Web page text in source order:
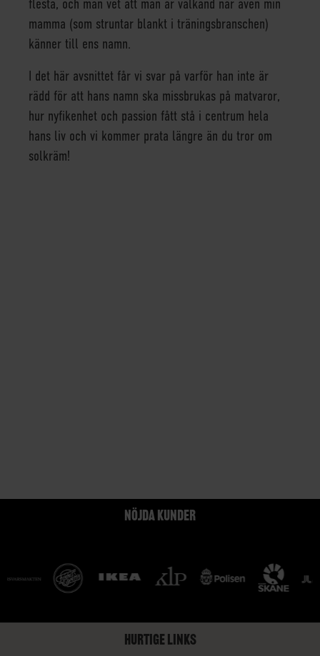
flesta, och man vet att man är välkänd när även min
mamma (som struntar blankt i träningsbranschen)
känner till ens namn.
I det här avsnittet får vi svar på varför han inte är
rädd för att hans namn ska missbrukas på matvaror,
hur nyfikenhet och passion fått stå i centrum hela
hans liv och vi kommer prata längre än du tror om
solkräm!
NÖJDA KUNDER
HURTIGE LINKS